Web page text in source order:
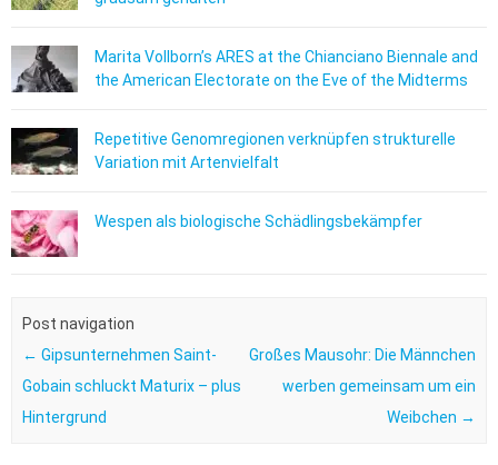
Marita Vollborn’s ARES at the Chianciano Biennale and
the American Electorate on the Eve of the Midterms
Repetitive Genomregionen verknüpfen strukturelle
Variation mit Artenvielfalt
Wespen als biologische Schädlingsbekämpfer
Post navigation
← Gipsunternehmen Saint-
Gobain schluckt Maturix – plus
Hintergrund
Großes Mausohr: Die Männchen
werben gemeinsam um ein
Weibchen →